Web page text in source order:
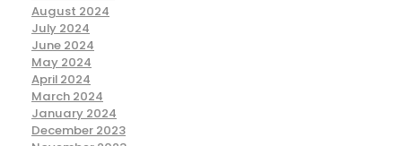
August 2024
July 2024
June 2024
May 2024
April 2024
March 2024
January 2024
December 2023